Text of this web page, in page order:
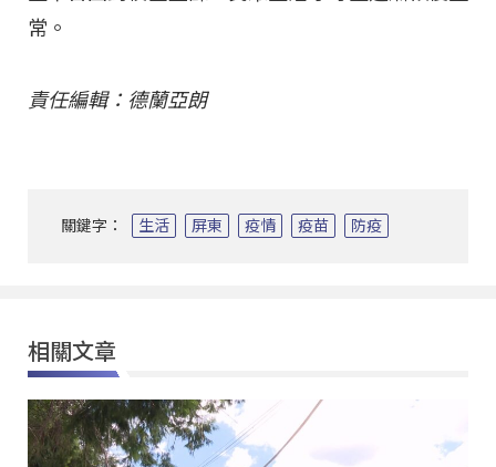
常。
責任編輯：德蘭亞朗
關鍵字： 生活 屏東 疫情 疫苗 防疫
相關文章